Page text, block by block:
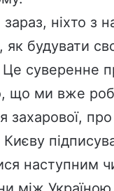
зараз, ніхто з
як будувати
суверенне
що ми вже
захарової,
наступним